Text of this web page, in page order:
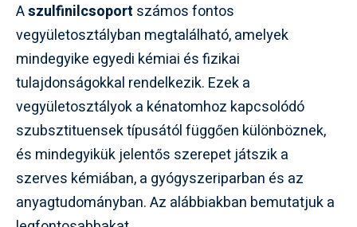
Aszulfinilcsoport számos fontos
vegyületosztályban megtalálható, amelyek
mindegyike egyedi kémiai és fizikai
tulajdonságokkal rendelkezik. Ezek a
vegyületosztályok a kénatomhoz kapcsolódó
szubsztituensek típusától függően különböznek,
és mindegyikük jelentős szerepet játszik a
szerves kémiában, a gyógyszeriparban és az
anyagtudományban. Az alábbiakban bemutatjuk a